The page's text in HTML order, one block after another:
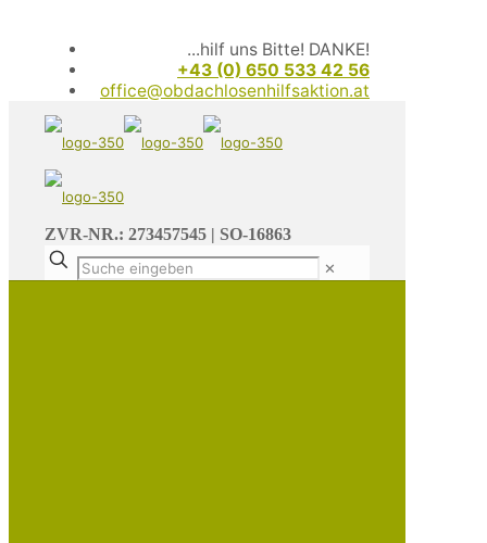
...hilf uns Bitte! DANKE!
+43 (0) 650 533 42 56
office@obdachlosenhilfsaktion.at
ZVR-NR.: 273457545 | SO-16863
✕